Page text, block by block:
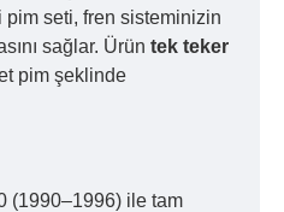
seti, fren sisteminizin
sağlar. Ürün tek teker
pim şeklinde
(1990–1996) ile tam